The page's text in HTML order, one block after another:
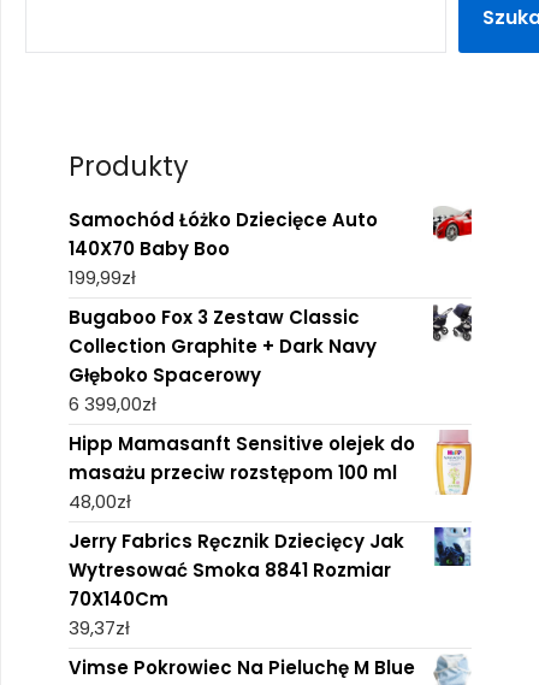
Produkty
Samochód Łóżko Dziecięce Auto
140X70 Baby Boo
199,99zł
Bugaboo Fox 3 Zestaw Classic
Collection Graphite + Dark Navy
Głęboko Spacerowy
6 399,00zł
Hipp Mamasanft Sensitive olejek do
masażu przeciw rozstępom 100 ml
48,00zł
Jerry Fabrics Ręcznik Dziecięcy Jak
Wytresować Smoka 8841 Rozmiar
70X140Cm
39,37zł
Vimse Pokrowiec Na Pieluchę M Blue